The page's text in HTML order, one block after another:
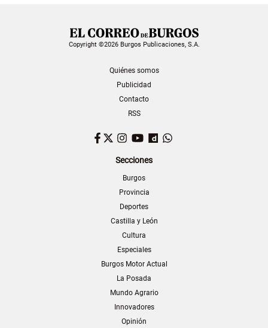
Copyright ©2026 Burgos Publicaciones, S.A.
Quiénes somos
Publicidad
Contacto
RSS
Facebook
TwitterInstagram
YouTubeDailymotion
Secciones
Burgos
Provincia
Deportes
Castilla y León
Cultura
Especiales
Burgos Motor Actual
La Posada
Mundo Agrario
Innovadores
Opinión